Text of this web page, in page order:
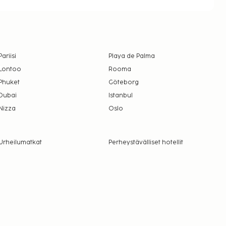
Pariisi
Playa de Palma
Lontoo
Rooma
Phuket
Göteborg
Dubai
Istanbul
Nizza Oslo
Perheystävälliset hotellit